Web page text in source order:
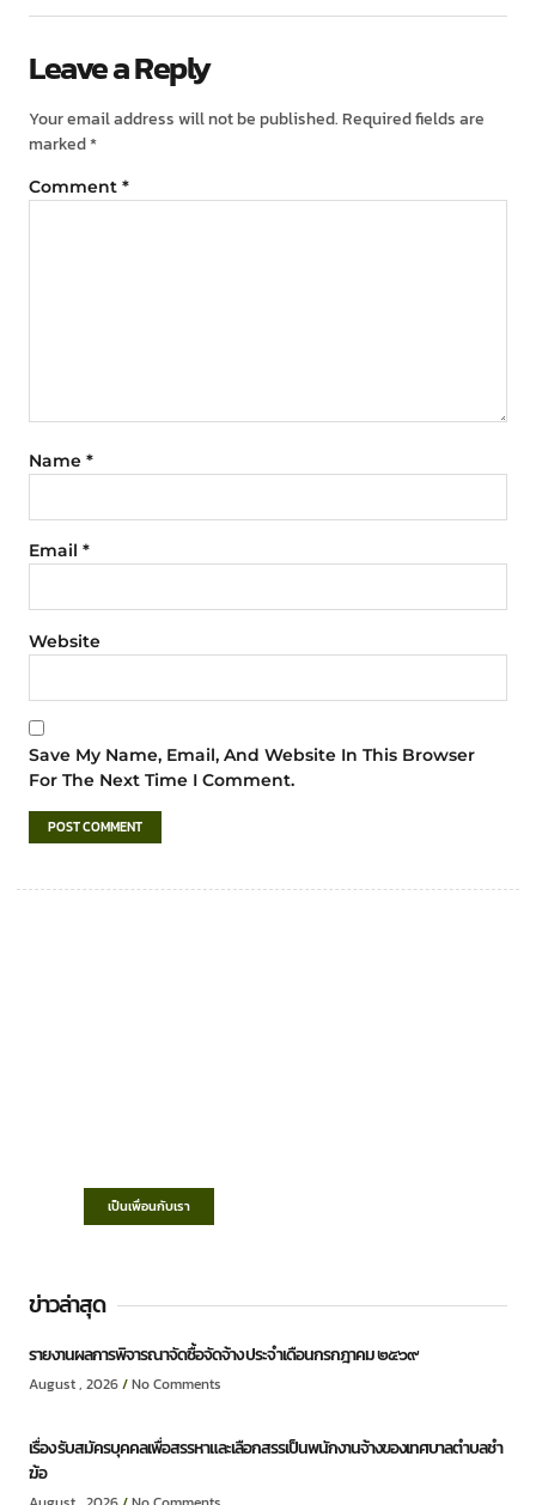
Leave a Reply
Your email address will not be published. Required fields are
marked*
Comment *
Name *
Email *
Website
Save My Name, Email, And Website In This Browser
For The Next Time I Comment.
เป็นเพื่อนกับเรา
ข่าวล่าสุด
รายงานผลการพิจารณาจัดซื้อจัดจ้าง ประจำเดือนกรกฎาคม ๒๕๖๙
August , 2026 No Comments
เรื่อง รับสมัครบุคคลเพื่อสรรหาและเลือกสรรเป็นพนักงานจ้างของเทศบาลตำบลชำ
ฆ้อ